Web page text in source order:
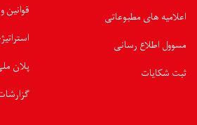
اعلامیه های مطبوعاتی
مسوول اطلاع رسانی
ثبت شکایات
قوانین
پلان